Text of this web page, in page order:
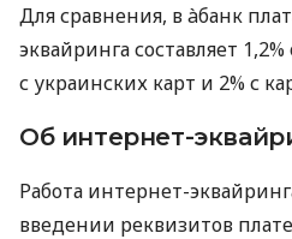
Для сравнения, в àбанк
эквайринга составляет
с украинских карт и 2% с
Об интернет-
Работа интернет-
введении реквизитов